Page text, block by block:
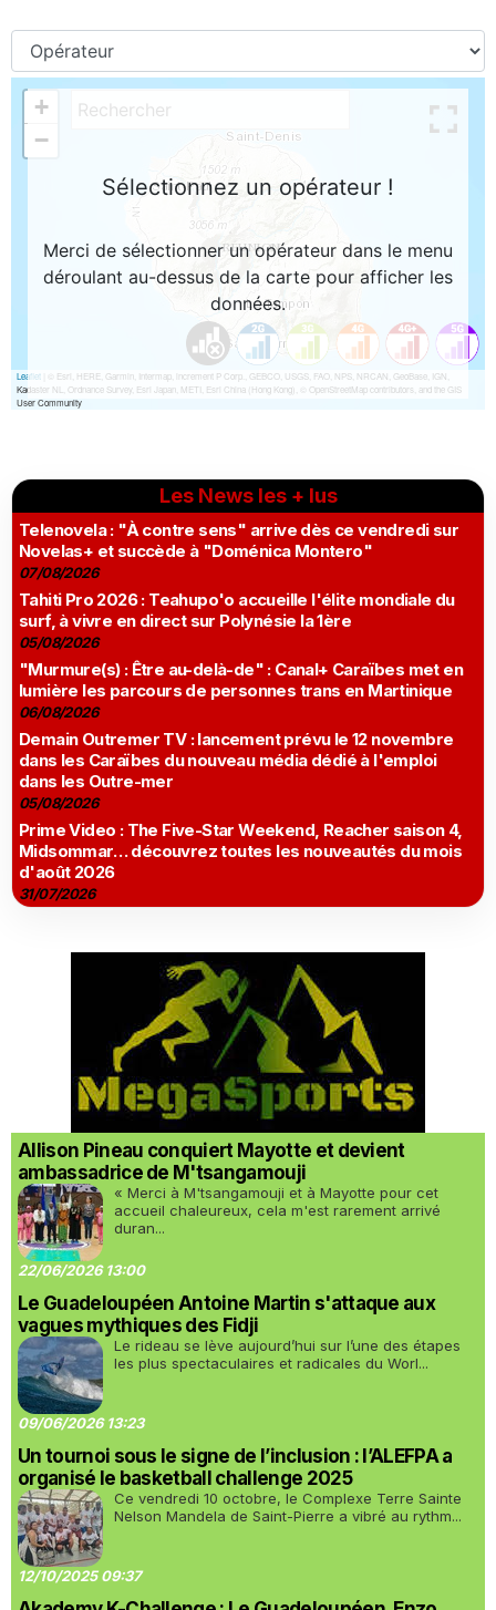
Les News les + lus
Telenovela : "À contre sens" arrive dès ce vendredi sur
Novelas+ et succède à "Doménica Montero"
07/08/2026
Tahiti Pro 2026 : Teahupo'o accueille l'élite mondiale du
surf, à vivre en direct sur Polynésie la 1ère
05/08/2026
"Murmure(s) : Être au-delà-de" : Canal+ Caraïbes met en
lumière les parcours de personnes trans en Martinique
06/08/2026
Demain Outremer TV : lancement prévu le 12 novembre
dans les Caraïbes du nouveau média dédié à l'emploi
dans les Outre-mer
05/08/2026
Prime Video : The Five-Star Weekend, Reacher saison 4,
Midsommar… découvrez toutes les nouveautés du mois
d'août 2026
31/07/2026
Allison Pineau conquiert Mayotte et devient
ambassadrice de M'tsangamouji
« Merci à M'tsangamouji et à Mayotte pour cet
accueil chaleureux, cela m'est rarement arrivé
duran...
22/06/2026 13:00
Le Guadeloupéen Antoine Martin s'attaque aux
vagues mythiques des Fidji
Le rideau se lève aujourd’hui sur l’une des étapes
les plus spectaculaires et radicales du Worl...
09/06/2026 13:23
Un tournoi sous le signe de l’inclusion : l’ALEFPA a
organisé le basketball challenge 2025
Ce vendredi 10 octobre, le Complexe Terre Sainte
Nelson Mandela de Saint-Pierre a vibré au rythm...
12/10/2025 09:37